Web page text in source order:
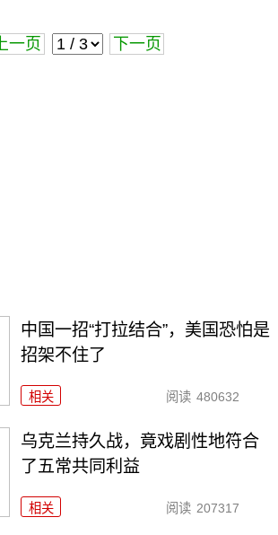
上一页 下一页
中国一招“打拉结合”，美国恐怕是
招架不住了
相关 阅读 480632
乌克兰持久战，竟戏剧性地符合
了五常共同利益
相关 阅读 207317